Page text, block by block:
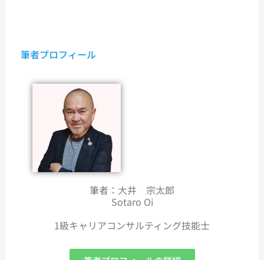
筆者プロフィール
筆者：大井 宗太郎
Sotaro Oi
1級キャリアコンサルティング技能士